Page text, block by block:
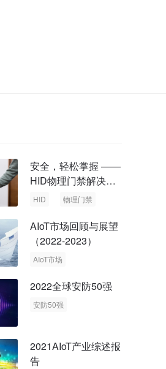
安全，轻松掌握 ——
HID物理门禁解决方
案，启动智慧安全新
HID 物理门禁
AIoT市场回顾与展望
（2022-2023）
AIoT市场
2022全球安防50强
安防50强
2021AIoT产业综述报
告